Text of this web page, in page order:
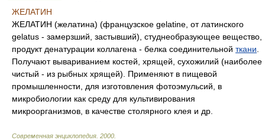
ЖЕЛАТИН
ЖЕЛАТИН (желатина) (французское gelatine, от латинского
gelatus - замерзший, застывший), студнеобразующее вещество,
продукт денатурации коллагена - белка соединительной ткани
Получают вывариванием костей, хрящей, сухожилий (наиболее
чистый - из рыбных хрящей). Применяют в пищевой
промышленности, для изготовления фотоэмульсий, в
микробиологии как среду для культивирования
микроорганизмов, в качестве столярного клея и др.
Современная энциклопедия 2000